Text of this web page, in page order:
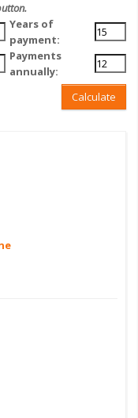
Years of
payment:
Payments
annually:
Calculate